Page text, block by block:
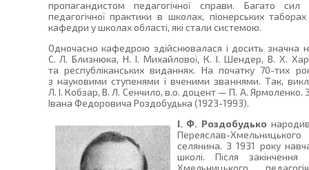
пропагандистом педагогічної справи. Багато
педагогічної практики в школах, піонерських
кафедри у школах області, які стали системою.
Одночасно кафедрою здійснювалася і досить значна
С. Л. Близнюка, Н. І. Михайлової, К. І. Шендер, В. Х.
та республіканських виданнях. На початку 70-тих
з науковими ступенями і вченими званнями. Так,
Л. І. Кобзар, В. Л. Сенчило, в.о. доцент — П. А.
Івана Федоровича Роздобудька (1923-1993).
І. Ф. Роздобудько
Переяслав-
селянина. З 1931 року
школі. Після